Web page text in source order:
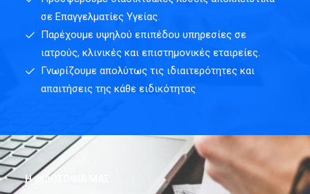
σε Επαγγελματίες Υγείας.
Παρέχουμε υψηλού επιπέδου υπηρεσίες σε
ιατρούς, κλινικές και επιστημονικές εταιρείες.
Γνωρίζουμε απολύτως τις ιδιαιτερότητες και
απαιτήσεις της κάθε ειδικότητας
Η ΦΙΛΟΣΟΦΊΑ ΜΑΣ